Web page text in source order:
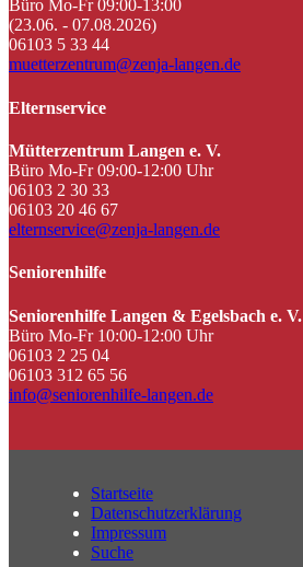
Büro Mo-Fr 09:00-13:00
(23.06. - 07.08.2026)
06103 5 33 44
muetterzentrum@zenja-langen.de
Elternservice
Mütterzentrum Langen e. V.
Büro Mo-Fr 09:00-12:00 Uhr
06103 2 30 33
06103 20 46 67
elternservice@zenja-langen.de
Seniorenhilfe
Seniorenhilfe Langen & Egelsbach e. V.
Büro Mo-Fr 10:00-12:00 Uhr
06103 2 25 04
06103 312 65 56
info@seniorenhilfe-langen.de
Startseite
Datenschutzerklärung
Impressum
Suche